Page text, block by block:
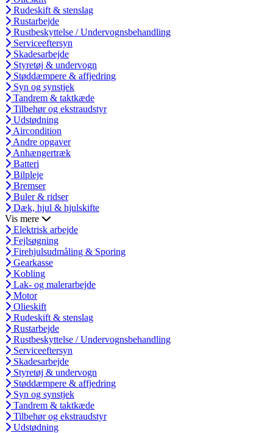
Rudeskift & stenslag
Rustarbejde
Rustbeskyttelse / Undervognsbehandling
Serviceeftersyn
Skadesarbejde
Styretøj & undervogn
Støddæmpere & affjedring
Syn og synstjek
Tandrem & taktkæde
Tilbehør og ekstraudstyr
Udstødning
Aircondition
Andre opgaver
Anhængertræk
Batteri
Bilpleje
Bremser
Buler & ridser
Dæk, hjul & hjulskifte
Vis mere
Elektrisk arbejde
Fejlsøgning
Firehjulsudmåling & Sporing
Gearkasse
Kobling
Lak- og malerarbejde
Motor
Olieskift
Rudeskift & stenslag
Rustarbejde
Rustbeskyttelse / Undervognsbehandling
Serviceeftersyn
Skadesarbejde
Styretøj & undervogn
Støddæmpere & affjedring
Syn og synstjek
Tandrem & taktkæde
Tilbehør og ekstraudstyr
Udstødning